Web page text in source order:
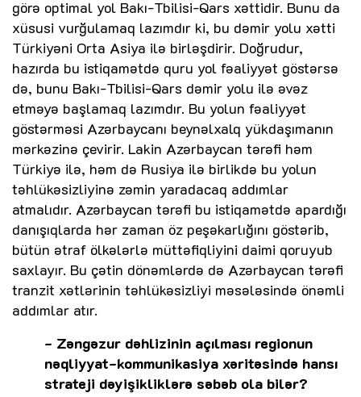
görə optimal yol Bakı-Tbilisi-Qars xəttidir. Bunu da
xüsusi vurğulamaq lazımdır ki, bu dəmir yolu xətti
Türkiyəni Orta Asiya ilə birləşdirir. Doğrudur,
hazırda bu istiqamətdə quru yol fəaliyyət göstərsə
də, bunu Bakı-Tbilisi-Qars dəmir yolu ilə əvəz
etməyə başlamaq lazımdır. Bu yolun fəaliyyət
göstərməsi Azərbaycanı beynəlxalq yükdaşımanın
mərkəzinə çevirir. Lakin Azərbaycan tərəfi həm
Türkiyə ilə, həm də Rusiya ilə birlikdə bu yolun
təhlükəsizliyinə zəmin yaradacaq addımlar
atmalıdır. Azərbaycan tərəfi bu istiqamətdə apardığı
danışıqlarda hər zaman öz peşəkarlığını göstərib,
bütün ətraf ölkələrlə müttəfiqliyini daimi qoruyub
saxlayır. Bu çətin dönəmlərdə də Azərbaycan tərəfi
tranzit xətlərinin təhlükəsizliyi məsələsində önəmli
addımlar atır.
- Zəngəzur dəhlizinin açılması regionun
nəqliyyat-kommunikasiya xəritəsində hansı
strateji dəyişikliklərə səbəb ola bilər?